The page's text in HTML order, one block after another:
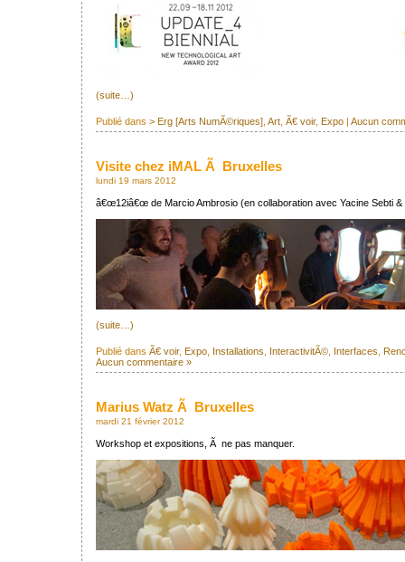
(suite…)
Publié dans > Erg [Arts NumÃ©riques] Art Ã€ voir, Expo | Aucun
Visite chez iMAL Ã Bruxelles
lundi 19 mars 2012
â€œ12iâ€œ de Marcio Ambrosio (en collaboration avec Yacine Sebti &
(suite…)
Publié dans Ã€ voir, Expo Installations InteractivitÃ© Interfaces
Aucun commentaire »
Marius Watz Ã Bruxelles
mardi 21 février 2012
Workshop et expositions, Ã ne pas manquer.